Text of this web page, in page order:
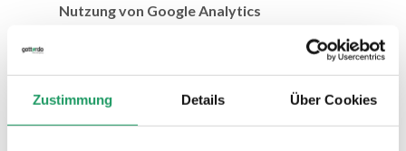
Zustimmung Details Über Cookies
Nutzung von Google Analytics
Analytics verwendet sog. „Cookies“,
Textdateien, die auf Ihrem Computer